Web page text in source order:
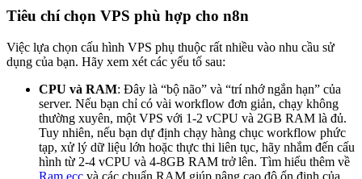
Tiêu chí chọn VPS phù hợp cho n8n
Việc lựa chọn cấu hình VPS phụ thuộc rất nhiều vào nhu cầu sử
dụng của bạn. Hãy xem xét các yếu tố sau:
CPU và RAM: Đây là “bộ não” và “trí nhớ ngắn hạn” của
server. Nếu bạn chỉ có vài workflow đơn giản, chạy không
thường xuyên, một VPS với 1-2 vCPU và 2GB RAM là đủ.
Tuy nhiên, nếu bạn dự định chạy hàng chục workflow phức
tạp, xử lý dữ liệu lớn hoặc thực thi liên tục, hãy nhắm đến cấu
hình từ 2-4 vCPU và 4-8GB RAM trở lên. Tìm hiểu thêm về